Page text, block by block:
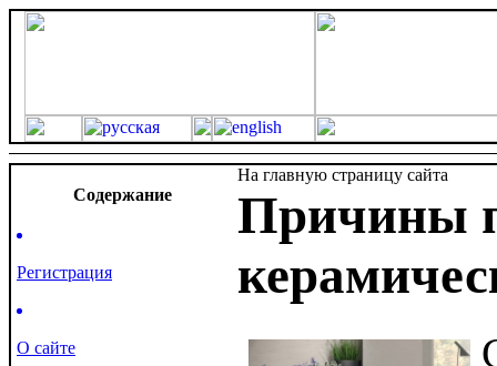
Cодержание
Регистрация
О сайте
На главную страницу сайта
Причины